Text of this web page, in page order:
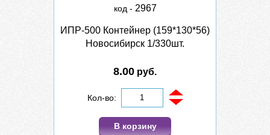
код - 2967
ИПР-500 Контейнер (159*130*56)
Новосибирск 1/330шт.
8.00 руб.
Кол-во:
В корзину